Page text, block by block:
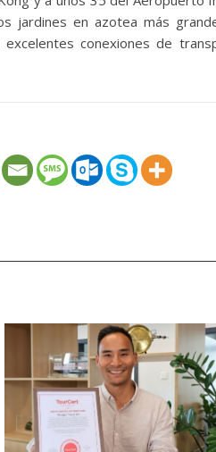
jardines en azotea más
conexiones de